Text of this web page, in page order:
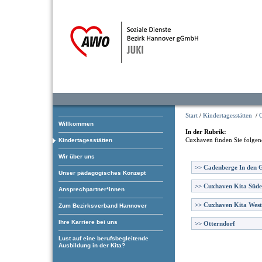
Willkommen
Kindertagesstätten
Wir über uns
Unser pädagogisches Konzept
Ansprechpartner*innen
Zum Bezirksverband Hannover
Ihre Karriere bei uns
Lust auf eine berufsbegleitende
Ausbildung in der Kita?
Start / Kindertagesstätten /
In der Rubrik:
Cuxhaven finden Sie
>> Cadenberge In den
>> Cuxhaven Kita
>> Cuxhaven Kita
>> Otterndorf